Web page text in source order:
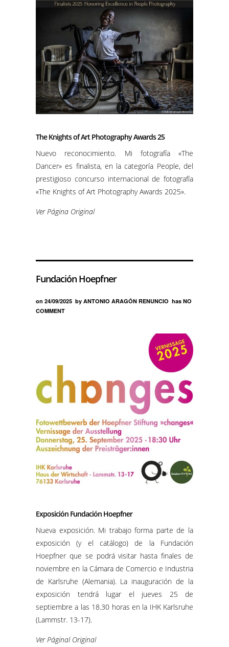
The Knights of Art Photography Awards 25
Nuevo reconocimiento. Mi fotografía «The
Dancer» es finalista, en la categoría People, del
prestigioso concurso internacional de fotografía
«The Knights of Art Photography Awards 2025».
Ver Página Original
Fundación Hoepfner
on 24/09/2025 by ANTONIO ARAGÓN RENUNCIO has NO
COMMENT
Exposición Fundación Hoepfner
Nueva exposición. Mi trabajo forma parte de la
exposición (y el catálogo) de la Fundación
Hoepfner que se podrá visitar hasta finales de
noviembre en la Cámara de Comercio e Industria
de Karlsruhe (Alemania). La inauguración de la
exposición tendrá lugar el jueves 25 de
septiembre a las 18.30 horas en la IHK Karlsruhe
(Lammstr. 13-17).
Ver Páginal Original